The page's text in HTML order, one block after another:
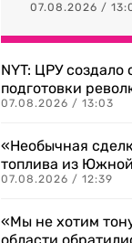
07.08.2026 /
NYT: ЦРУ создало
подготовки
07.08.2026 / 13:03
«Необычная
топлива из
07.08.2026 / 12:39
«Мы не хотим